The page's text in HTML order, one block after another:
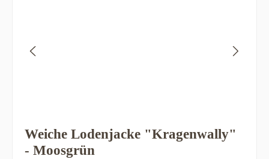
Weiche Lodenjacke "Kragenwally"
- Moosgrün